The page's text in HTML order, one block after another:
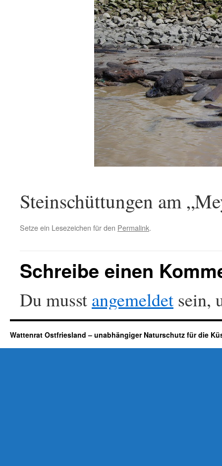
Steinschüttungen am
Setze ein Lesezeichen für den Permalink.
Schreibe einen
Du musst angemeldet sein,
Wattenrat Ostfriesland – unabhängiger Naturschutz für die